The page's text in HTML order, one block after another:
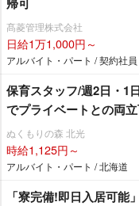
髙菱管理株式会社
日給1万1,000円～
アルバイト・パート / 契約社
保育スタッフ/週2日・1
でプライベートとの両
ぬくもりの森 北光
時給1,125円～
アルバイト・パート / 北海道
「寮完備!即日入居可